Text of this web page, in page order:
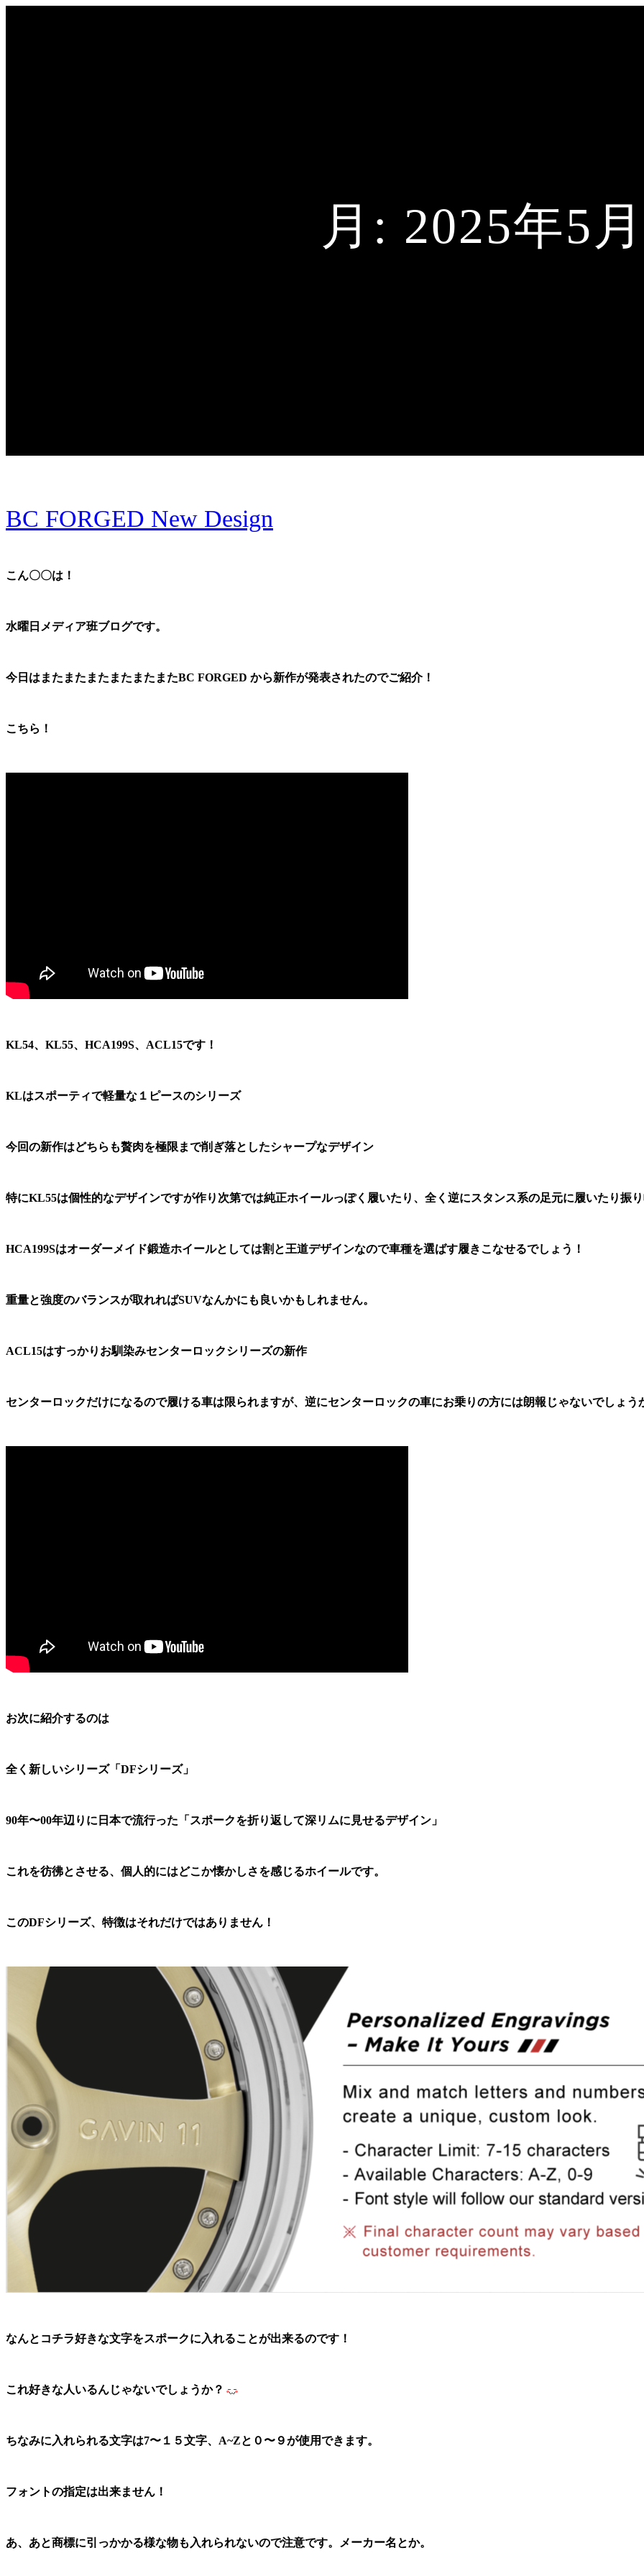
月: 2025年5
BC FORGED New Design
こん〇〇は！
水曜日メディア班ブログです。
今日はまたまたまたまたまたまたBC FORGED から新作が発表されたのでご紹介！
こちら！
KL54、KL55、HCA199S、ACL15です！
KLはスポーティで軽量な１ピースのシリーズ
今回の新作はどちらも贅肉を極限まで削ぎ落としたシャープなデザイン
特にKL55は個性的なデザインですが作り次第では純正ホイールっぽく履いたり、全く逆にスタンス系の足元に履いたり振
HCA199Sはオーダーメイド鍛造ホイールとしては割と王道デザインなので車種を選ばす履きこなせるでしょう！
重量と強度のバランスが取れればSUVなんかにも良いかもしれません。
ACL15はすっかりお馴染みセンターロックシリーズの新作
センターロックだけになるので履ける車は限られますが、逆にセンターロックの車にお乗りの方には朗報じゃないでしょう
お次に紹介するのは
全く新しいシリーズ「DFシリーズ」
90年〜00年辺りに日本で流行った「スポークを折り返して深リムに見せるデザイン」
これを彷彿とさせる、個人的にはどこか懐かしさを感じるホイールです。
このDFシリーズ、特徴はそれだけではありません！
なんとコチラ好きな文字をスポークに入れることが出来るのです！
これ好きな人いるんじゃないでしょうか？
ちなみに入れられる文字は7〜１５文字、A~Zと０〜９が使用できます。
フォントの指定は出来ません！
あ、あと商標に引っかかる様な物も入れられないので注意です。メーカー名とか。